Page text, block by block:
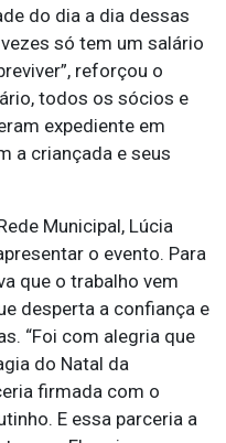
do dia a dia dessas
só tem um salário
reforçou o
todos os sócios e
expediente em
a criançada e seus
Municipal, Lúcia
o evento. Para
que o trabalho vem
desperta a confiança e
“Foi com alegria que
do Natal da
firmada com o
E essa parceria a